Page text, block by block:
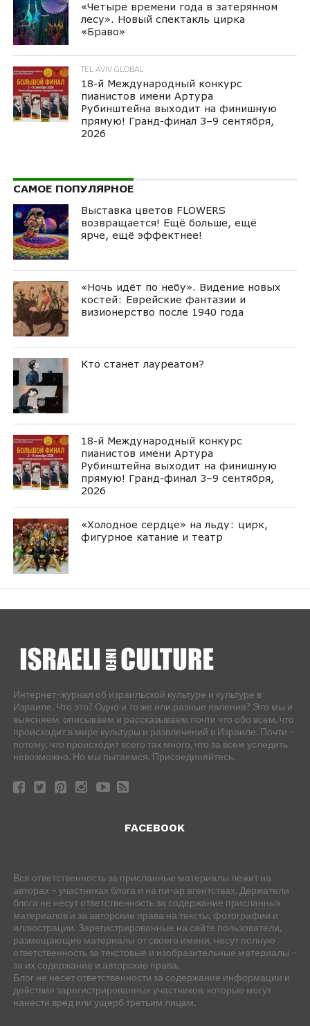
«Четыре времени года в затерянном
лесу». Новый спектакль цирка
«Браво»
TEL AVIV GLOBAL
18-й Международный конкурс
пианистов имени Артура
Рубинштейна выходит на финишную
прямую! Гранд-финал 3–9 сентября,
2026
САМОЕ ПОПУЛЯРНОЕ
Выставка цветов FLOWERS
возвращается! Ещё больше, ещё
ярче, ещё эффектнее!
«Ночь идёт по небу». Видение новых
костей: Еврейские фантазии и
визионерство после 1940 года
Кто станет лауреатом?
18-й Международный конкурс
пианистов имени Артура
Рубинштейна выходит на финишную
прямую! Гранд-финал 3–9 сентября,
2026
«Холодное сердце» на льду: цирк,
фигурное катание и театр
Интернет-журнал об израильской культуре и культуре в
Израиле. Что это? Одно и то же или разные явления? Это мы и
выясняем, описываем и рассказываем почти что обо всем, что
происходит в мире культуры и развлечений в Израиле. Почти -
потому, что происходит всего так много, что за всем уследить
невозможно. Но мы пытаемся. Присоединяйтесь.
FACEBOOK
Вся ответственность за присланные материалы лежит на
авторах – участниках блога и на пи-ар агентствах. Держатели
блога не несут ответственность за содержание присланных
материалов и за авторские права на тексты, фотографии и
иллюстрации. Зарегистрированные на сайте пользователи,
размещающие материалы от своего имени, несут полную
ответственность за текстовые и изобразительные материалы –
за их содержание и авторские права.
Блог не несет ответственности за содержание информации и
действия зарегистрированных участников, которые могут
нанести вред или ущерб третьим лицам.